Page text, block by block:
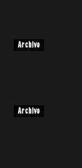
Archivo
Archivo